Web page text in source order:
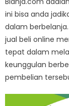
ini bisa anda
dalam
jual beli online
tepat dalam
keunggulan
pembelian